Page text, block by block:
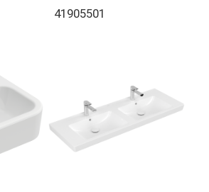
41905501